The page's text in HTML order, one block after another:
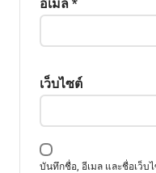
อีเมล *
เว็บไซต์
บันทึกชื่อ, อีเมล และชื่อเว็บ